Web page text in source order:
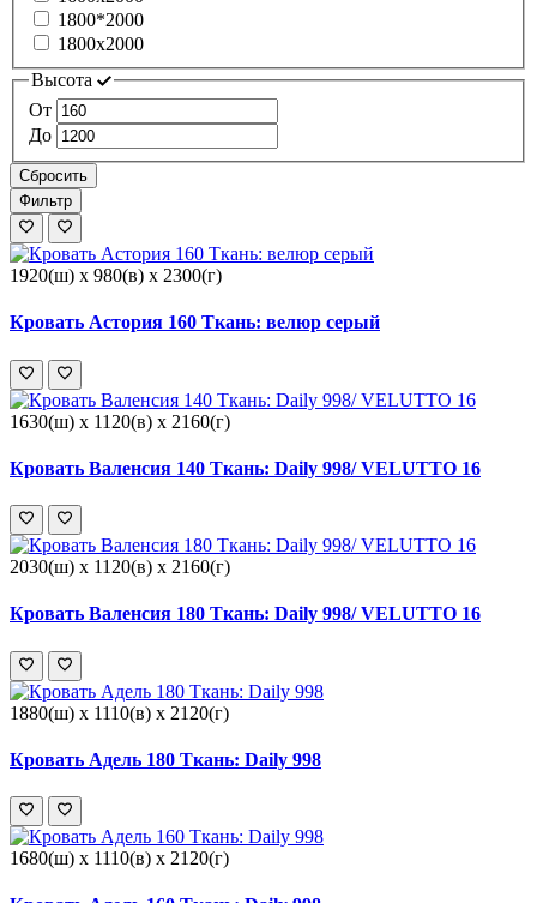
1800*2000
1800х2000
Высота
От
До
Сбросить
Фильтр
1920(ш) x 980(в) x 2300(г)
Кровать Астория 160 Ткань: велюр серый
1630(ш) x 1120(в) x 2160(г)
Кровать Валенсия 140 Ткань: Daily 998/ VELUTTO 16
2030(ш) x 1120(в) x 2160(г)
Кровать Валенсия 180 Ткань: Daily 998/ VELUTTO 16
1880(ш) x 1110(в) x 2120(г)
Кровать Адель 180 Ткань: Daily 998
1680(ш) x 1110(в) x 2120(г)